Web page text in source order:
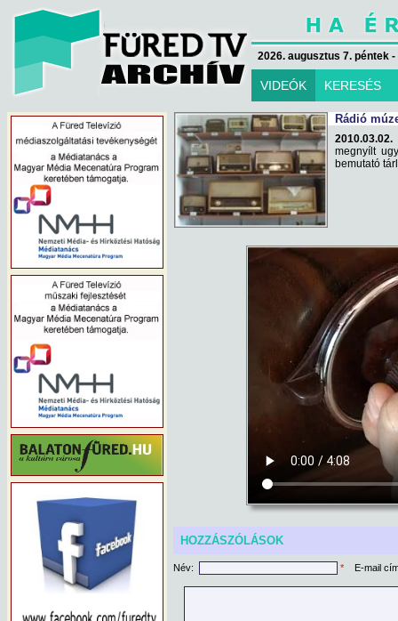
2026. augusztus 7. péntek
VIDEÓK KERESÉS
Rádió
megnyílt
bemutató
HOZZÁSZÓLÁSOK
Név: * E-mail